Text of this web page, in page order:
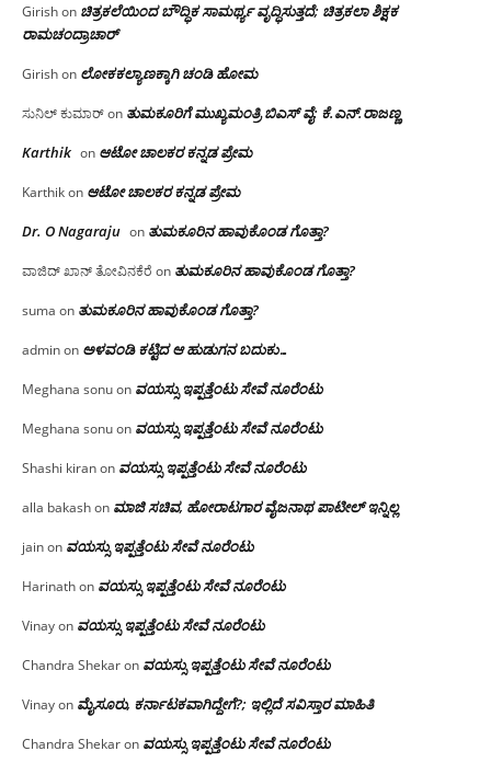
Girishon ಚಿತ್ರಕಲೆಯಿಂದ ಬೌದ್ಧಿಕ ಸಾಮರ್ಥ್ಯ ವೃದ್ಧಿಸುತ್ತದೆ; ಚಿತ್ರಕಲಾ ಶಿಕ್ಷಕ
ರಾಮಚಂದ್ರಾಚಾರ್
Girishon ಲೋಕಕಲ್ಯಾಣಕ್ಕಾಗಿ ಚಂಡಿ ಹೋಮ
ಸುನಿಲ್ ಕುಮಾರ್on ತುಮಕೂರಿಗೆ ಮುಖ್ಯಮಂತ್ರಿ ಬಿಎಸ್ ವೈ: ಕೆ.ಎನ್.ರಾಜಣ್ಣ
Karthik on ಆಟೋ ಚಾಲಕರ ಕನ್ನಡ ಪ್ರೇಮ
Karthikon ಆಟೋ ಚಾಲಕರ ಕನ್ನಡ ಪ್ರೇಮ
Dr. O Nagaraju on ತುಮಕೂರಿನ ಹಾವುಕೊಂಡ ಗೊತ್ತಾ?
ವಾಜಿದ್ ಖಾನ್ ತೋವಿನಕೆರೆ on ತುಮಕೂರಿನ ಹಾವುಕೊಂಡ ಗೊತ್ತಾ?
suma on ತುಮಕೂರಿನ ಹಾವುಕೊಂಡ ಗೊತ್ತಾ?
adminon ಅಳವಂಡಿ ಕಟ್ಟಿದ ಆ ಹುಡುಗನ ಬದುಕು…
Meghana sonuon ವಯಸ್ಸು ಇಪ್ಪತ್ತೆಂಟು ಸೇವೆ ನೂರೆಂಟು
Meghana sonuon ವಯಸ್ಸು ಇಪ್ಪತ್ತೆಂಟು ಸೇವೆ ನೂರೆಂಟು
Shashi kiranon ವಯಸ್ಸು ಇಪ್ಪತ್ತೆಂಟು ಸೇವೆ ನೂರೆಂಟು
alla bakashon ಮಾಜಿ ಸಚಿವ, ಹೋರಾಟಗಾರ ವೈಜನಾಥ ಪಾಟೀಲ್ ಇನ್ನಿಲ್ಲ
jainon ವಯಸ್ಸು ಇಪ್ಪತ್ತೆಂಟು ಸೇವೆ ನೂರೆಂಟು
Harinathon ವಯಸ್ಸು ಇಪ್ಪತ್ತೆಂಟು ಸೇವೆ ನೂರೆಂಟು
Vinayon ವಯಸ್ಸು ಇಪ್ಪತ್ತೆಂಟು ಸೇವೆ ನೂರೆಂಟು
Chandra Shekaron ವಯಸ್ಸು ಇಪ್ಪತ್ತೆಂಟು ಸೇವೆ ನೂರೆಂಟು
Vinayon ಮೈಸೂರು, ಕರ್ನಾಟಕವಾಗಿದ್ದೇಗೆ?; ಇಲ್ಲಿದೆ ಸವಿಸ್ತಾರ ಮಾಹಿತಿ
Chandra Shekaron ವಯಸ್ಸು ಇಪ್ಪತ್ತೆಂಟು ಸೇವೆ ನೂರೆಂಟು